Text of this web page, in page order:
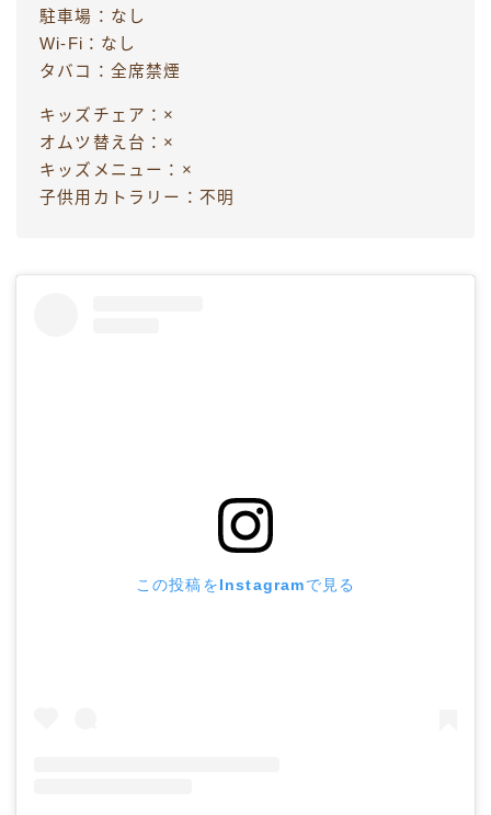
駐車場：なし
Wi-Fi：なし
タバコ：全席禁煙
キッズチェア：×
オムツ替え台：×
キッズメニュー：×
子供用カトラリー：不明
この投稿をInstagramで見る